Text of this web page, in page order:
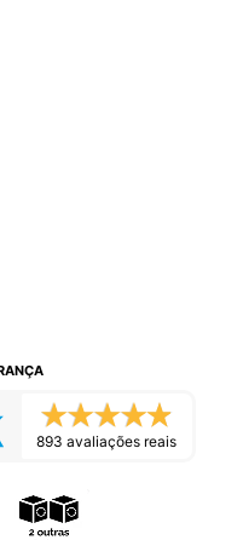
893 avaliações reais